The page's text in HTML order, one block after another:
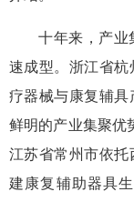
十年来，产业
速成型。浙江省
疗器械与康复辅
鲜明的产业集聚优
江苏省常州市依
建康复辅助器具